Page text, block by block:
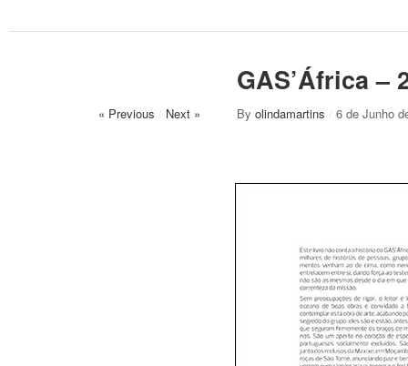
GAS’África –
« Previous / Next » By olindamartins / 6 de Junho